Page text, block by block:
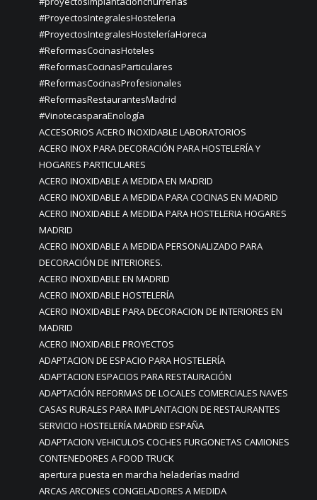
#ProyectosIntegralesHosteleria
#ProyectosIntegralesHosteleríaHoreca
#ReformasCocinasHoteles
#ReformasCocinasParticulares
#ReformasCocinasProfesionales
#ReformasRestaurantesMadrid
#VinotecasparaEnología
ACCESORIOS ACERO INOXIDABLE LABORATORIOS
ACERO INOX PARA DECORACIÓN PARA HOSTELERÍA Y
HOGARES PARTICULARES
ACERO INOXIDABLE A MEDIDA EN MADRID
ACERO INOXIDABLE A MEDIDA PARA COCINAS EN MADRID
ACERO INOXIDABLE A MEDIDA PARA HOSTELERIA HOGARES
MADRID
ACERO INOXIDABLE A MEDIDA PERSONALIZADO PARA
DECORACIÓN DE INTERIORES.
ACERO INOXIDABLE EN MADRID
ACERO INOXIDABLE HOSTELERÍA
ACERO INOXIDABLE PARA DECORACION DE INTERIORES EN
MADRID
ACERO INOXIDABLE PROYECTOS
ADAPTACION DE ESPACIO PARA HOSTELERÍA
ADAPTACION ESPACIOS PARA RESTAURACIÓN
ADAPTACIÓN REFORMAS DE LOCALES COMERCIALES NAVES
CASAS RURALES PARA IMPLANTACION DE RESTAURANTES
SERVICIO HOSTELERÍA MADRID ESPAÑA
ADAPTACION VEHICULOS COCHES FURGONETAS CAMIONES
CONTENEDORES A FOOD TRUCK
apertura puesta en marcha heladerías madrid
ARCAS ARCONES CONGELADORES A MEDIDA